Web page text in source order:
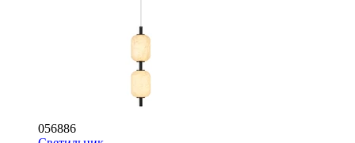
056886